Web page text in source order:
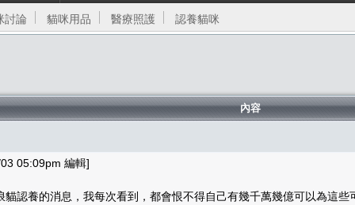
討論 貓咪用品 醫療照護 認養貓咪
內容
05:09pm 編輯]
認養的消息，我每次看到，都會恨不得自己有幾千萬幾億可以為這些